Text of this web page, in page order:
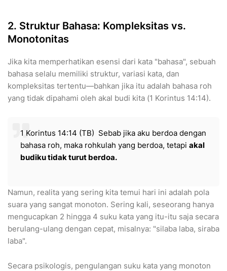
2. Struktur Bahasa: Kompleksitas vs.
Monotonitas
​Jika kita memperhatikan esensi dari kata "bahasa", sebuah
bahasa selalu memiliki struktur, variasi kata, dan
kompleksitas tertentu—bahkan jika itu adalah bahasa roh
yang tidak dipahami oleh akal budi kita (1 Korintus 14:14).
1 Korintus 14:14 (TB) Sebab jika aku berdoa dengan
bahasa roh, maka rohkulah yang berdoa, tetapi akal
budiku tidak turut berdoa.
​Namun, realita yang sering kita temui hari ini adalah pola
suara yang sangat monoton. Sering kali, seseorang hanya
mengucapkan 2 hingga 4 suku kata yang itu-itu saja secara
berulang-ulang dengan cepat, misalnya: "silaba laba, siraba
laba".
​Secara psikologis, pengulangan suku kata yang monoton